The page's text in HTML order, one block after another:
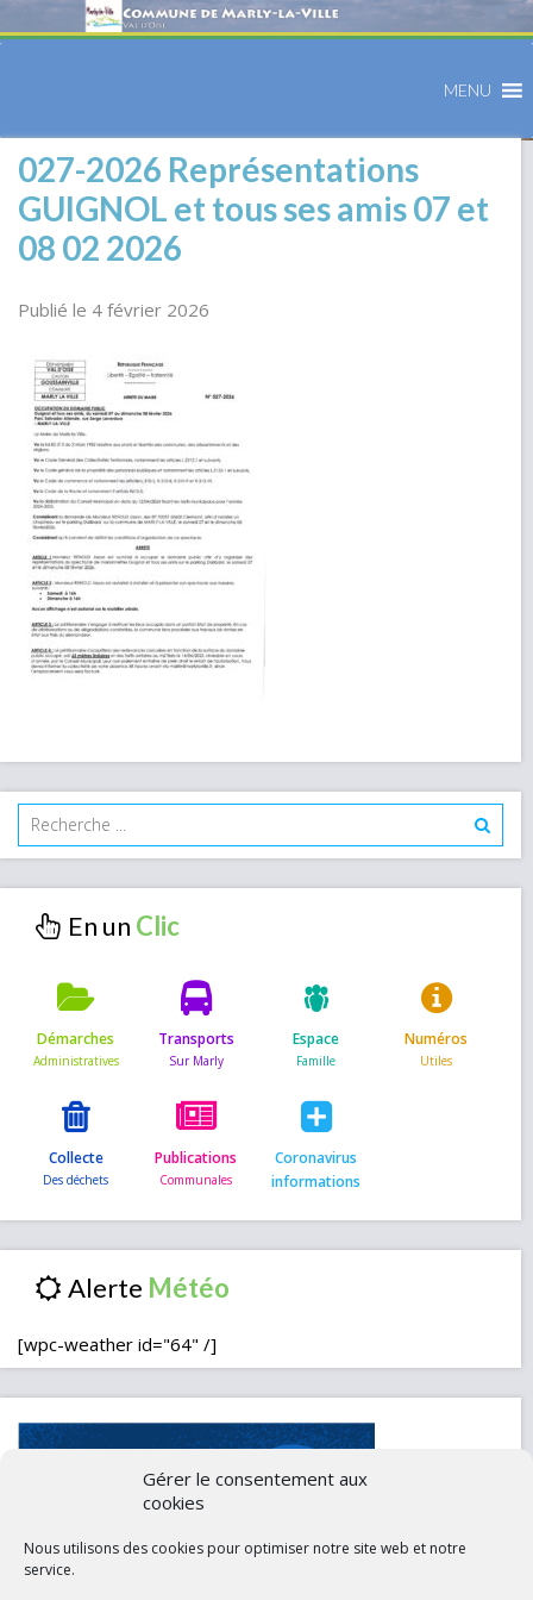
Gérer le consentement aux
cookies
Nous utilisons des cookies pour optimiser notre site web et notre
service.
MENU
027-2026 Représentations
GUIGNOL et tous ses amis 07 et
08 02 2026
Publié le 4 février 2026
En un
Démarches Transports Espace Numéros
Collecte Publications
Coronavirus
informations
Alerte
[wpc-weather id="64" /]